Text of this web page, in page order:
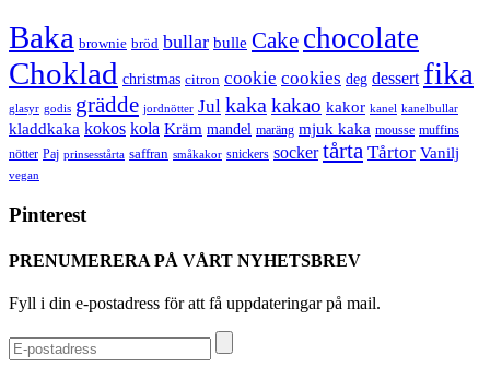
Baka brownie bröd bullar bulle Cake chocolate
Choklad christmas citron cookie cookies deg dessert fika
glasyr godis grädde jordnötter Jul kaka kakao kakor kanel kanelbullar
kladdkaka kokos kola Kräm mandel maräng mjuk kaka mousse muffins
nötter Paj prinsesstårta saffran småkakor snickers socker tårta Tårtor Vanilj
vegan
Pinterest
PRENUMERERA PÅ VÅRT NYHETSBREV
Fyll i din e-postadress för att få uppdateringar på mail.